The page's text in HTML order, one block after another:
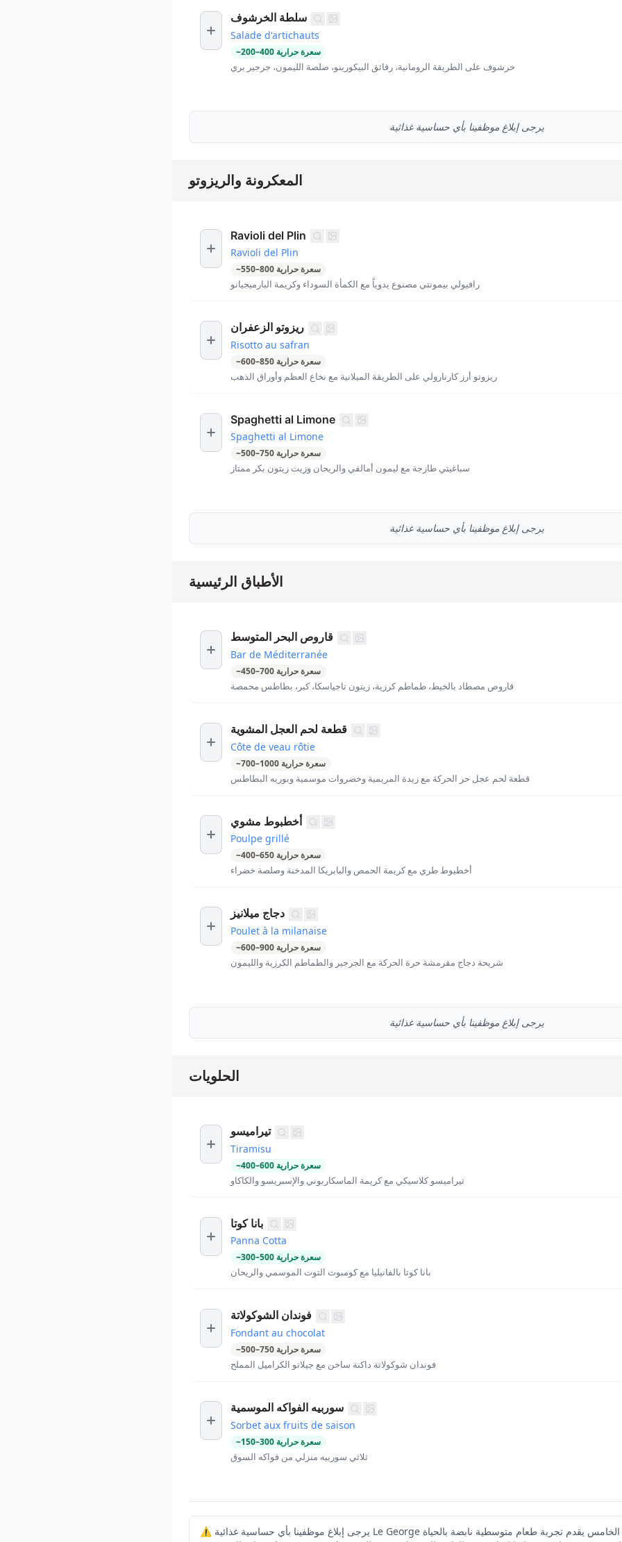
سلطة الخرشوف
Salade d'artichauts
~200–400 سعرة حرارية
خرشوف على الطريقة الرومانية، رقائق البيكورينو، صلصة الليمون، جرجير بري
يرجى إبلاغ موظفينا بأي حساسية غذائية
المعكرونة والريزوتو
Ravioli del Plin
Ravioli del Plin
~550–800 سعرة حرارية
رافيولي بيمونتي مصنوع يدوياً مع الكمأة السوداء وكريمة البارميجيانو
ريزوتو الزعفران
Risotto au safran
~600–850 سعرة حرارية
ريزوتو أرز كارنارولي على الطريقة الميلانية مع نخاع العظم وأوراق الذهب
Spaghetti al Limone
Spaghetti al Limone
~500–750 سعرة حرارية
سباغيتي طازجة مع ليمون أمالفي والريحان وزيت زيتون بكر ممتاز
يرجى إبلاغ موظفينا بأي حساسية غذائية
الأطباق الرئيسية
قاروص البحر المتوسط
Bar de Méditerranée
~450–700 سعرة حرارية
قاروص مصطاد بالخيط، طماطم كرزية، زيتون تاجياسكا، كبر، بطاطس محمصة
قطعة لحم العجل المشوية
Côte de veau rôtie
~700–1000 سعرة حرارية
قطعة لحم عجل حر الحركة مع زبدة المريمية وخضروات موسمية وبوريه البطاطس
أخطبوط مشوي
Poulpe grillé
~400–650 سعرة حرارية
أخطبوط طري مع كريمة الحمص والبابريكا المدخنة وصلصة خضراء
دجاج ميلانيز
Poulet à la milanaise
~600–900 سعرة حرارية
شريحة دجاج مقرمشة حرة الحركة مع الجرجير والطماطم الكرزية والليمون
يرجى إبلاغ موظفينا بأي حساسية غذائية
الحلويات
تيراميسو
Tiramisu
~400–600 سعرة حرارية
تيراميسو كلاسيكي مع كريمة الماسكاربوني والإسبريسو والكاكاو
بانا كوتا
Panna Cotta
~300–500 سعرة حرارية
بانا كوتا بالفانيليا مع كومبوت التوت الموسمي والريحان
فوندان الشوكولاتة
Fondant au chocolat
~500–750 سعرة حرارية
فوندان شوكولاتة داكنة ساخن مع جيلاتو الكراميل المملح
سوربيه الفواكه الموسمية
Sorbet aux fruits de saison
~150–300 سعرة حرارية
ثلاثي سوربيه منزلي من فواكه السوق
⚠️ يرجى إبلاغ موظفينا بأي حساسية غذائية Le George في فندق فور سيزونز جورج الخامس يقدم تجربة طعام متوسطية نابضة بالحياة